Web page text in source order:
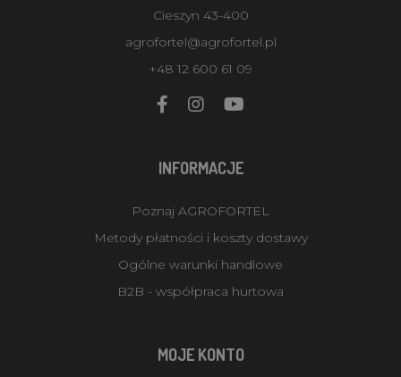
Cieszyn 43-400
agrofortel@agrofortel.pl
+48 12 600 61 09
INFORMACJE
Poznaj AGROFORTEL
Metody płatności i koszty dostawy
Ogólne warunki handlowe
B2B - współpraca hurtowa
MOJE KONTO